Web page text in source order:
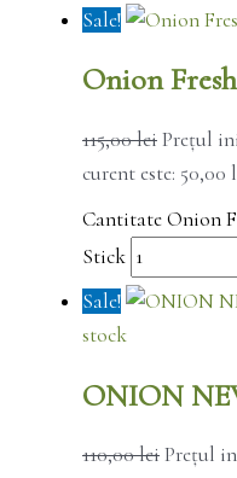
Sale!
Onion
115,00leiPrețul
curent este: 50,00
Cantitate Onion
Stick
Sale!
stock
ONION
110,00leiPrețul